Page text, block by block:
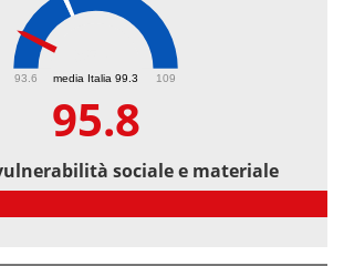
media Italia 99.3
93.6 109
95.8
sociale e materiale